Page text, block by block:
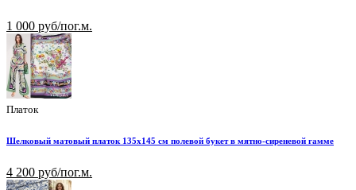
1 000 руб/пог.м.
Платок
Шелковый матовый платок 135х145 см полевой букет в мятно-сиреневой гамме
4 200 руб/пог.м.